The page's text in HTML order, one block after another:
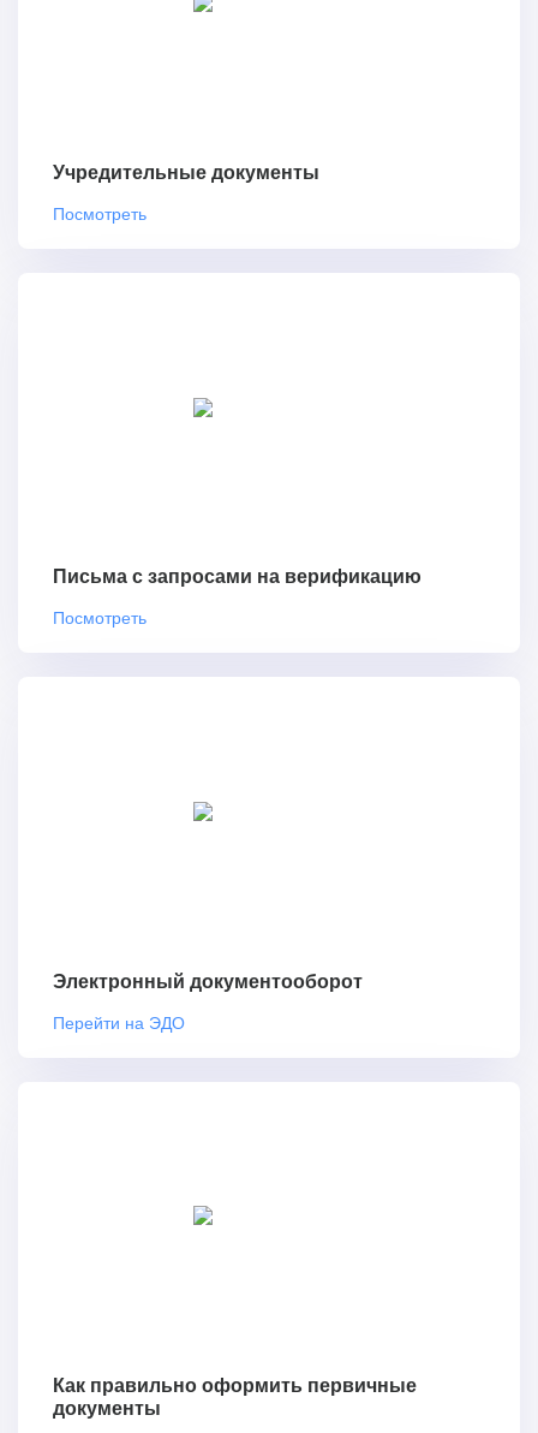
Учредительные документы
Посмотреть
Письма с запросами на верификацию
Посмотреть
Электронный документооборот
Перейти на ЭДО
Как правильно оформить первичные
документы